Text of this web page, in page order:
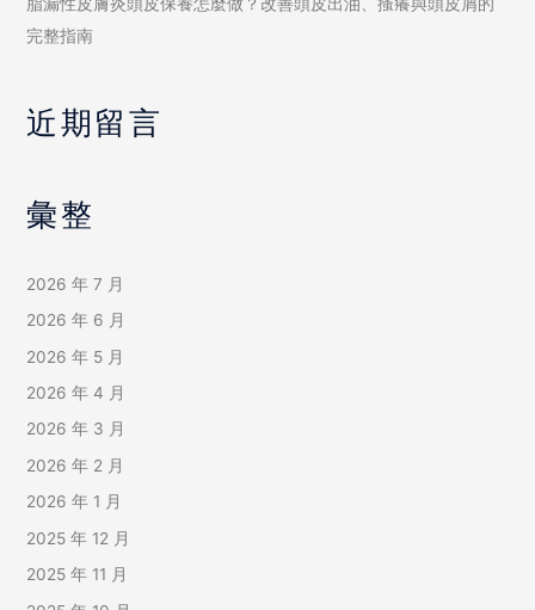
脂漏性皮膚炎頭皮保養怎麼做？改善頭皮出油、搔癢與頭皮屑的
完整指南
近期留言
彙整
2026 年 7 月
2026 年 6 月
2026 年 5 月
2026 年 4 月
2026 年 3 月
2026 年 2 月
2026 年 1 月
2025 年 12 月
2025 年 11 月